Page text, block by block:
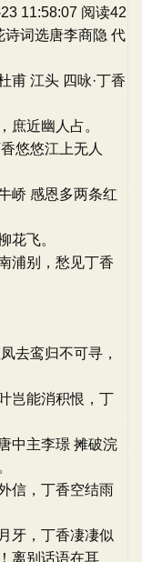
11:58:07 阅读42
诗词选唐李商隐 代
甫 江头 四咏·丁香
庶近幽人占。
悠悠江上无人
峤 感恩多两条红
花飞。
浦别，愁见丁香
去鸾归不可寻，
岂能消积恨，丁
中主李璟 摊破浣
信，丁香空结雨
牙，丁香凄凄似
离别话语在耳